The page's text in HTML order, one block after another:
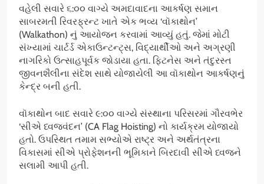
વહેલી સવારે ૬:૦૦ વાગ્યે અમદાવાદના આકર્ષણ સમાન
સાબરમતી રિવરફ્રન્ટ ખાતે એક ભવ્ય ‘વૉકાથોન’
(Walkathon) નું આયોજન કરવામાં આવ્યું હતું. જેમાં મોટી
સંખ્યામાં ચાર્ટર્ડ એકાઉન્ટન્ટ્સ, વિદ્યાર્થીઓ અને અગ્રણી
નાગરિકો ઉત્સાહપૂર્વક જોડાયા હતા. ફિટનેસ અને તંદુરસ્ત
જીવનશૈલીના સંદેશ સાથે યોજાયેલી આ વૉકાથોન આકર્ષણનું
કેન્દ્ર બની હતી.
વૉકાથોન બાદ સવારે ૯:૦૦ વાગ્યે સંસ્થાના પરિસરમાં ગૌરવભેર
‘સીએ ધ્વજવંદન’ (CA Flag Hoisting) નો કાર્યક્રમ યોજાયો
હતો. ઉપસ્થિત તમામ સભ્યોએ રાષ્ટ્ર અને અર્થતંત્રના
વિકાસમાં સીએ પ્રોફેશનની ભૂમિકાને બિરદાવી સીએ ધ્વજને
સલામી આપી હતી.